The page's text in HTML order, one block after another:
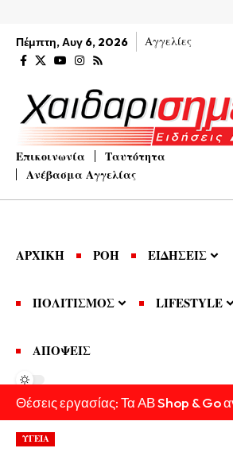
Πέμπτη, Αυγ 6, 2026 Αγγελίες
Επικοινωνία
Ταυτότητα
Ανέβασμα Αγγελίας
ΑΡΧΙΚΗ ΡΟΗ ΕΙΔΗΣΕΙΣ
ΠΟΛΙΤΙΣΜΟΣ LIFESTYLE
ΑΠΟΨΕΙΣ
Θέσεις εργασίας: Τα ΑΒ Shop & Go
ΥΓΕΙΑ